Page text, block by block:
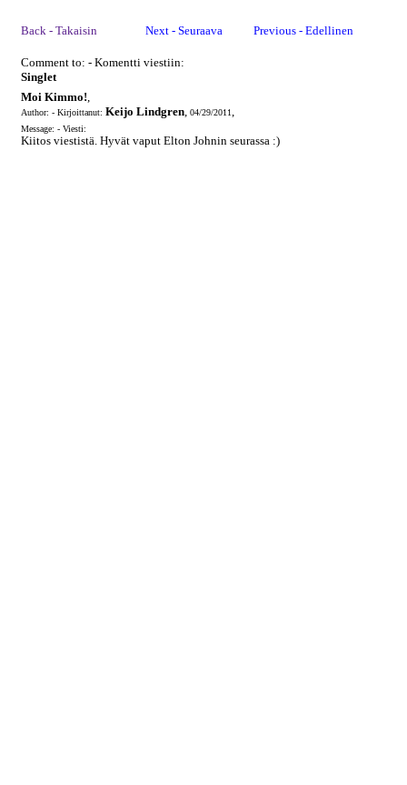
Back - Takaisin Next - Seuraava Previous - Edellinen
Comment to: - Komentti viestiin:
Singlet
Moi Kimmo!,
Author: - Kirjoittanut: Keijo Lindgren, 04/29/2011,
Message: - Viesti:
Kiitos viestistä. Hyvät vaput Elton Johnin seurassa :)